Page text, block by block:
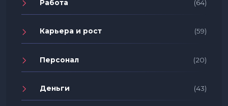
Работа (64)
Карьера и рост (59)
Персонал (20)
Деньги (43)